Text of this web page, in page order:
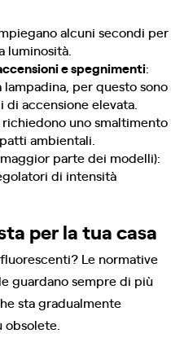
alcuni secondi per
luminosità.
e spegnimenti:
per questo sono
accensione elevata.
richiedono uno smaltimento
ambientali.
parte dei modelli):
di intensità
per la tua casa
Le normative
guardano sempre di più
sta gradualmente